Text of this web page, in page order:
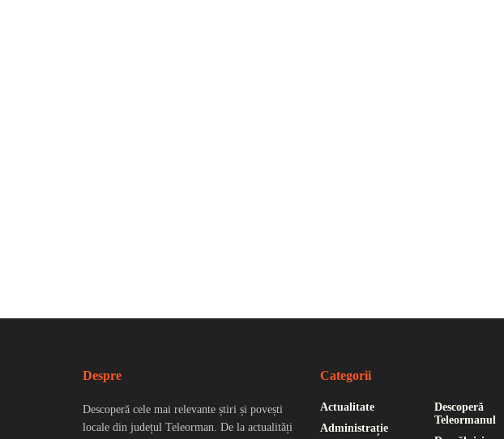
Despre
Descoperă cele mai relevante știri și povești
locale din județul Teleorman. De la actualități
Categorii
Actualitate
Administrație
Descoperă
Teleormanul